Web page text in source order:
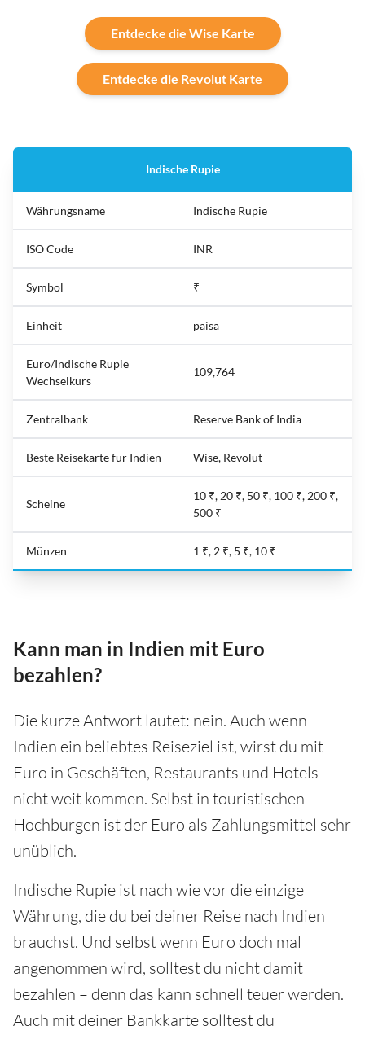
Entdecke die Wise Karte
Entdecke die Revolut Karte
Indische Rupie
Währungsname Indische Rupie
ISO Code INR
Symbol ₹
Einheit paisa
Euro/Indische Rupie
Wechselkurs
109,764
Zentralbank Reserve Bank of India
Beste Reisekarte für Indien Wise, Revolut
Scheine
10 ₹, 20 ₹, 50 ₹, 100 ₹, 200 ₹,
500 ₹
Münzen 1 ₹, 2 ₹, 5 ₹, 10 ₹
Kann man in Indien mit Euro
bezahlen?
Die kurze Antwort lautet: nein. Auch wenn
Indien ein beliebtes Reiseziel ist, wirst du mit
Euro in Geschäften, Restaurants und Hotels
nicht weit kommen. Selbst in touristischen
Hochburgen ist der Euro als Zahlungsmittel sehr
unüblich.
Indische Rupie ist nach wie vor die einzige
Währung, die du bei deiner Reise nach Indien
brauchst. Und selbst wenn Euro doch mal
angenommen wird, solltest du nicht damit
bezahlen – denn das kann schnell teuer werden.
Auch mit deiner Bankkarte solltest du